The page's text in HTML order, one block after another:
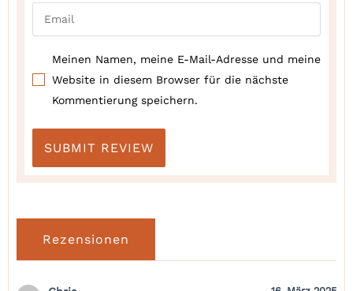
Meinen Namen, meine E-Mail-Adresse und meine
Website in diesem Browser für die nächste
Kommentierung speichern.
Rezensionen